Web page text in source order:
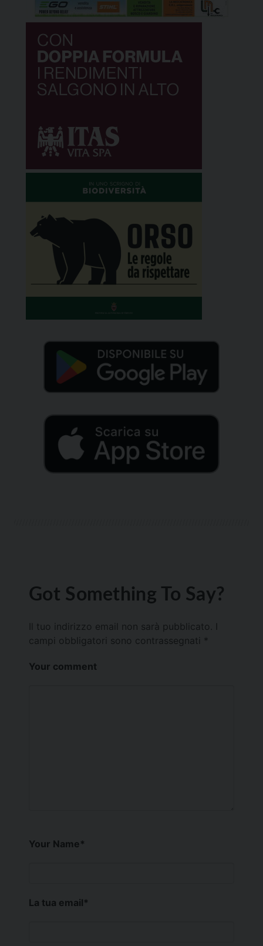
Got Something To Say?
Il tuo indirizzo email non sarà pubblicato.
campi obbligatori sono contrassegnati *
Your comment
Your Name*
La tua email*